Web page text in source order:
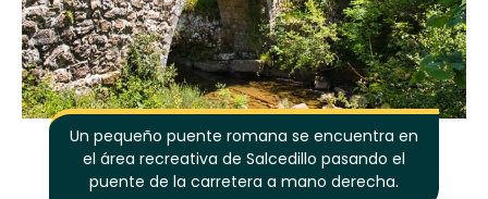
Un pequeño puente romana se encuentra en
el área recreativa de Salcedillo pasando el
puente de la carretera a mano derecha.